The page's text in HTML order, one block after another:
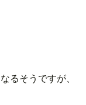
るそうですが、